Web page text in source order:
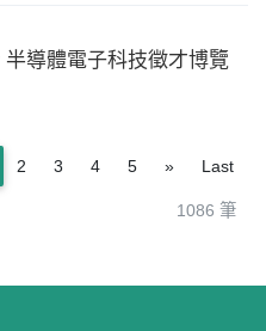
導體電子科技徵才博覽
1086 筆
2 3 4 5 »NextLast